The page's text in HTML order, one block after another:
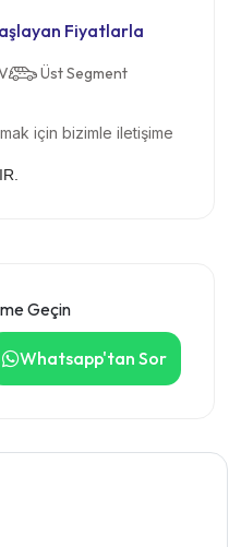
Fiyatlarla
Üst Segment
için bizimle iletişime
Geçin
Whatsapp'tan Sor